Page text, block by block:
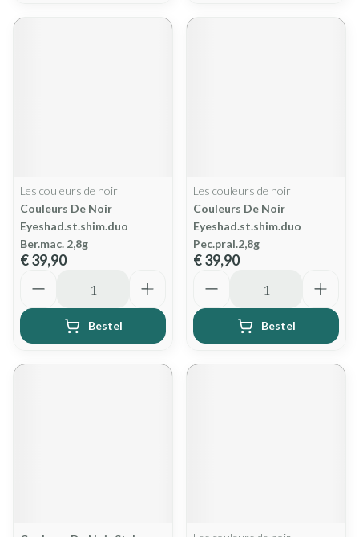
Les couleurs de noir
Couleurs De Noir
Eyeshad.st.shim.duo
Ber.mac. 2,8g
€ 39,90
Bestel
Les couleurs de noir
Couleurs De Noir
Eyeshad.st.shim.duo
Pec.pral.2,8g
€ 39,90
Bestel